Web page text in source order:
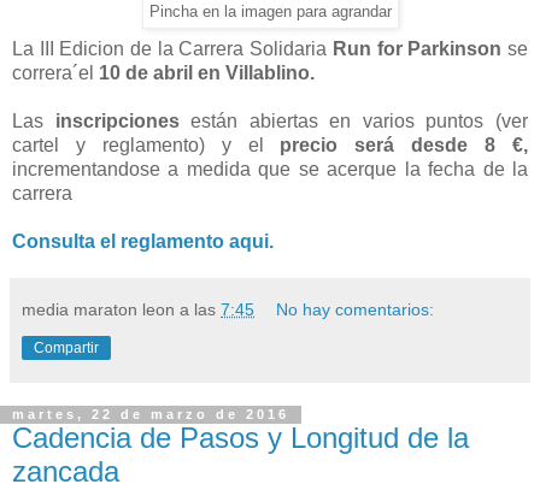
Pincha en la imagen para agrandar
La III Edicion de la Carrera Solidaria Run for Parkinson se
correra´el 10 de abril en Villablino.
Las inscripcionesestán abiertas en varios puntos (ver
cartel y reglamento) y el precio será desde 8 €,
incrementandose a medida que se acerque la fecha de la
carrera
Consulta el reglamento aqui.
media maraton leon a las 7:45 No hay comentarios:
Compartir
martes, 22 de marzo de 2016
Cadencia de Pasos y Longitud de la
zancada